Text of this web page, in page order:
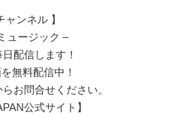
ャンネル 】
ュージック –
配信します！
無料配信中！
お問合せください。
公式サイト】